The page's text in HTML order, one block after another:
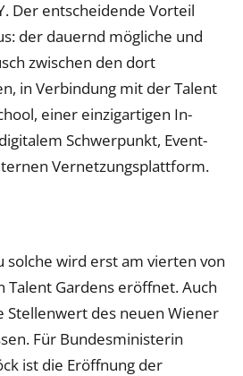
Der entscheidende Vorteil
der dauernd mögliche und
zwischen den dort
in Verbindung mit der Talent
einer einzigartigen In-
Schwerpunkt, Event-
Vernetzungsplattform.
solche wird erst am vierten von
Talent Gardens eröffnet. Auch
Stellenwert des neuen Wiener
Für Bundesministerin
ist die Eröffnung der